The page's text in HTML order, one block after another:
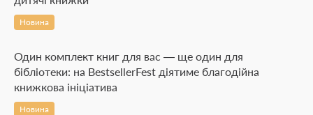
Новина
Один комплект книг для вас — ще один для
бібліотеки: на BestsellerFest діятиме благодійна
книжкова ініціатива
Новина